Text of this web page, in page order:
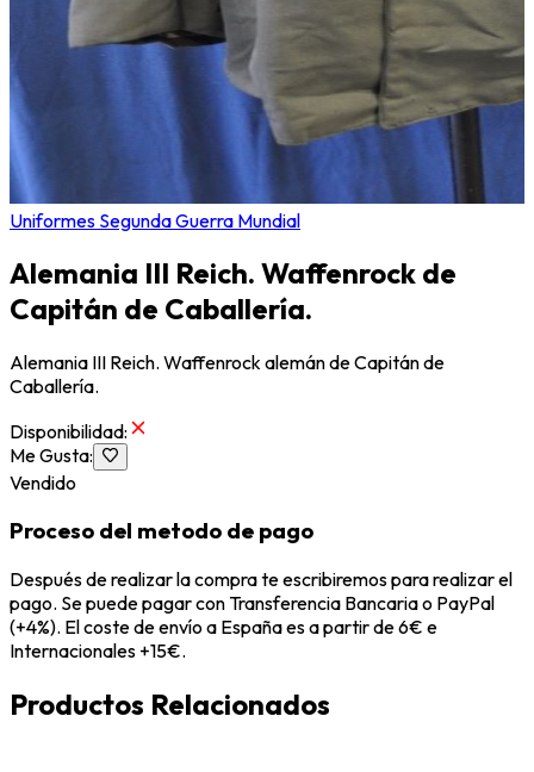
Uniformes Segunda Guerra Mundial
Alemania III Reich. Waffenrock de
Capitán de Caballería.
Alemania III Reich. Waffenrock alemán de Capitán de
Caballería.
Disponibilidad:
Me Gusta:
Vendido
Proceso del metodo de pago
Después de realizar la compra te escribiremos para realizar el
pago. Se puede pagar con Transferencia Bancaria o PayPal
(+4%). El coste de envío a España es a partir de 6€ e
Internacionales +15€.
Productos Relacionados